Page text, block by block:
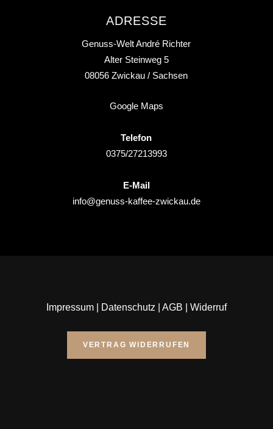
ADRESSE
Genuss-Welt André Richter
Alter Steinweg 5
08056 Zwickau / Sachsen
Google Maps
Telefon
0375/27213993
E-Mail
info@genuss-kaffee-zwickau.de
Impressum| Datenschutz AGB Widerruf
VERTRAG WIDERRUFEN